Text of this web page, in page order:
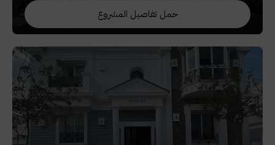
حمل تفاصيل المشروع